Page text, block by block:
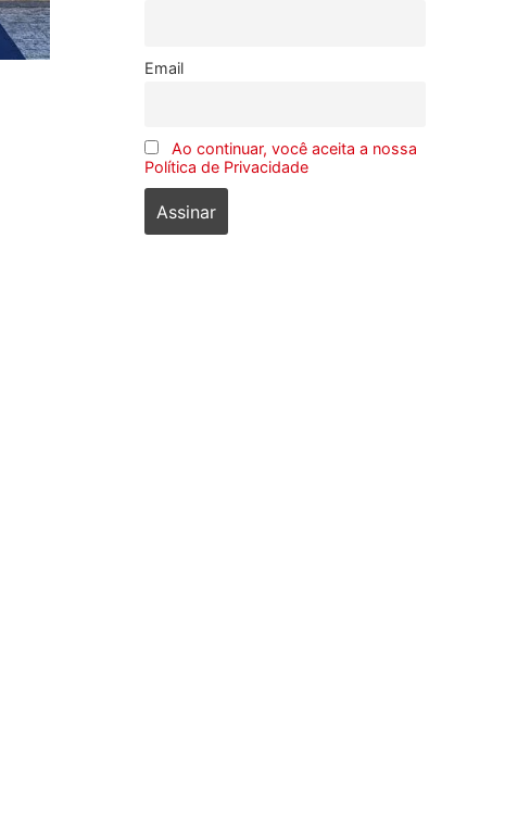
Email
Ao continuar, você aceita a nossa
Política de Privacidade